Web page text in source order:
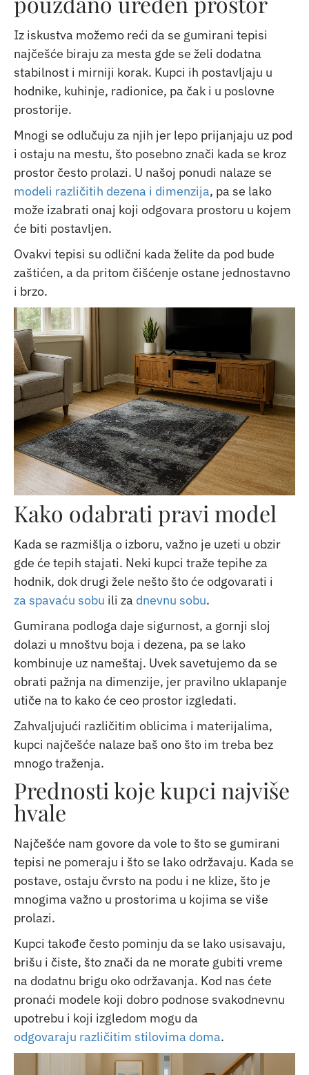
Iz iskustva možemo reći da se gumirani tepisi
najčešće biraju za mesta gde se želi dodatna
stabilnost i mirniji korak. Kupci ih postavljaju u
hodnike, kuhinje, radionice, pa čak i u poslovne
prostorije.
Mnogi se odlučuju za njih jer lepo prijanjaju uz pod
i ostaju na mestu, što posebno znači kada se kroz
prostor često prolazi. U našoj ponudi nalaze se
modeli različitih dezena i dimenzija, pa se lako
može izabrati onaj koji odgovara prostoru u kojem
će biti postavljen.
Ovakvi tepisi su odlični kada želite da pod bude
zaštićen, a da pritom čišćenje ostane jednostavno
i brzo.
Kako odabrati pravi model
Kada se razmišlja o izboru, važno je uzeti u obzir
gde će tepih stajati. Neki kupci traže tepihe za
hodnik, dok drugi žele nešto što će odgovarati i
za spavaću sobu ili za dnevnu sobu.
Gumirana podloga daje sigurnost, a gornji sloj
dolazi u mnoštvu boja i dezena, pa se lako
kombinuje uz nameštaj. Uvek savetujemo da se
obrati pažnja na dimenzije, jer pravilno uklapanje
utiče na to kako će ceo prostor izgledati.
Zahvaljujući različitim oblicima i materijalima,
kupci najčešće nalaze baš ono što im treba bez
mnogo traženja.
Prednosti koje kupci najviše
hvale
Najčešće nam govore da vole to što se gumirani
tepisi ne pomeraju i što se lako održavaju. Kada se
postave, ostaju čvrsto na podu i ne klize, što je
mnogima važno u prostorima u kojima se više
prolazi.
Kupci takođe često pominju da se lako usisavaju,
brišu i čiste, što znači da ne morate gubiti vreme
na dodatnu brigu oko održavanja. Kod nas ćete
pronaći modele koji dobro podnose svakodnevnu
upotrebu i koji izgledom mogu da
odgovaraju različitim stilovima doma.